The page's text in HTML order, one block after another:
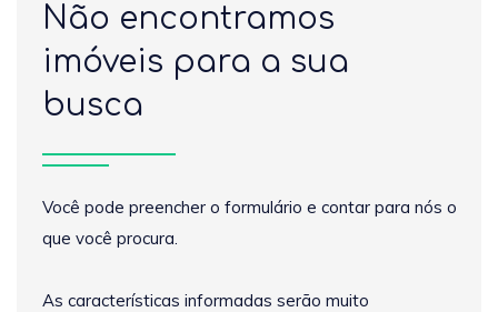
Não encontramos
imóveis para a sua
busca
Você pode preencher o formulário e contar para nós o
que você procura.
As características informadas serão muito